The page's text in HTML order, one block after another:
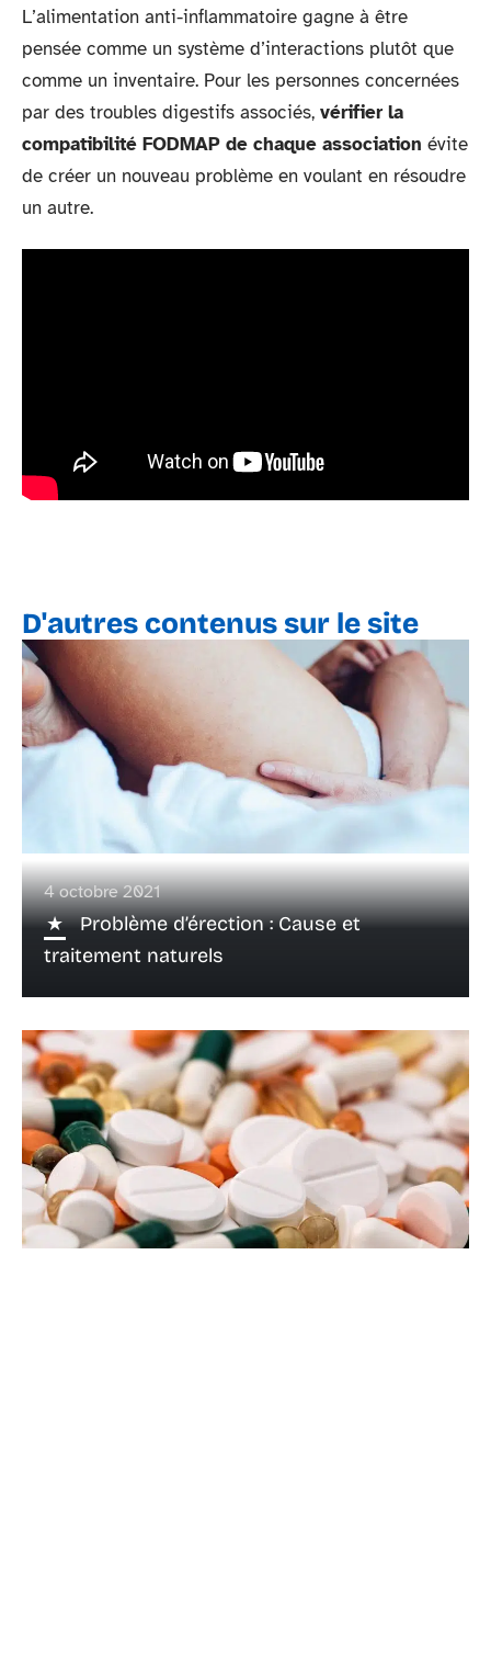
L’alimentation anti-inflammatoire gagne à être
pensée comme un système d’interactions plutôt que
comme un inventaire. Pour les personnes concernées
par des troubles digestifs associés, vérifier la
compatibilité FODMAP de chaque association évite
de créer un nouveau problème en voulant en résoudre
un autre.
D'autres contenus sur le site
4 octobre 2021
Problème d’érection : Cause et
traitement naturels